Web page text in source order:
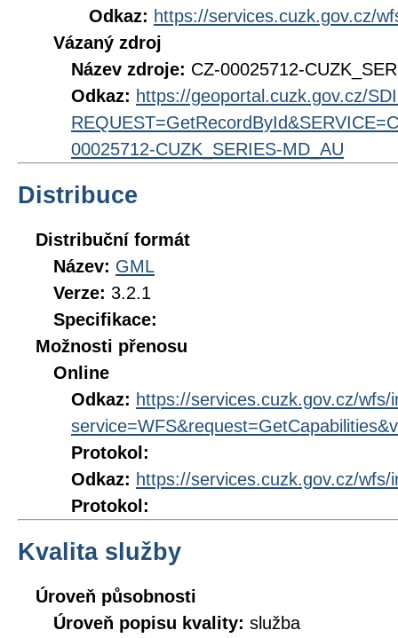
Odkaz: https://services.cuzk.gov.cz/
Vázaný zdroj
Název zdroje: CZ-00025712-
Odkaz: https://geoportal.cuzk.gov.cz/
00025712-CUZK_SERIES-MD_AU
Distribuce
Distribuční formát
Název: GML
Verze: 3.2.1
Specifikace:
Možnosti přenosu
Online
Odkaz: https://services.cuzk.gov.cz/wfs/
Protokol:
Odkaz: https://services.cuzk.gov.cz/wfs/
Protokol:
Kvalita služby
Úroveň působnosti
Úroveň popisu kvality: služba